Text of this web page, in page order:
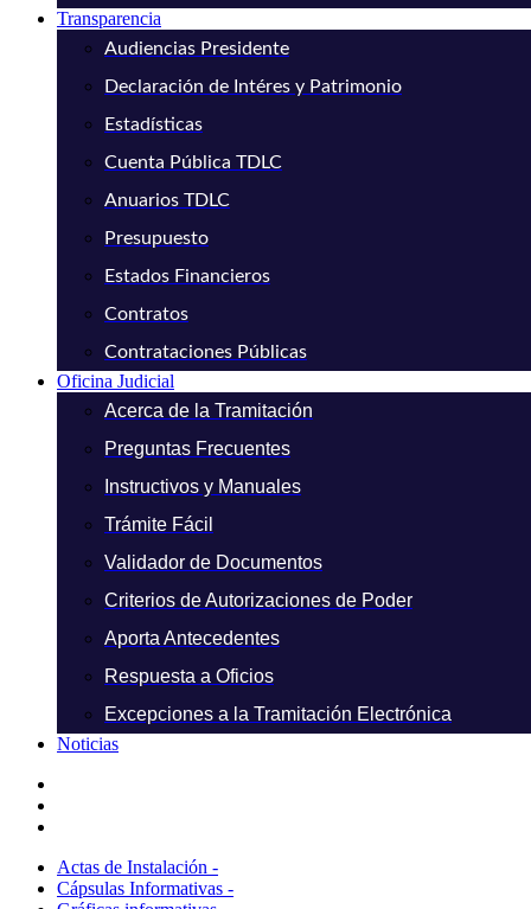
Transparencia
Audiencias Presidente
Declaración de Intéres y Patrimonio
Estadísticas
Cuenta Pública TDLC
Anuarios TDLC
Presupuesto
Estados Financieros
Contratos
Contrataciones Públicas
Oficina Judicial
Acerca de la Tramitación
Preguntas Frecuentes
Instructivos y Manuales
Trámite Fácil
Validador de Documentos
Criterios de Autorizaciones de Poder
Aporta Antecedentes
Respuesta a Oficios
Excepciones a la Tramitación Electrónica
Noticias
Actas de Instalación -
Cápsulas Informativas -